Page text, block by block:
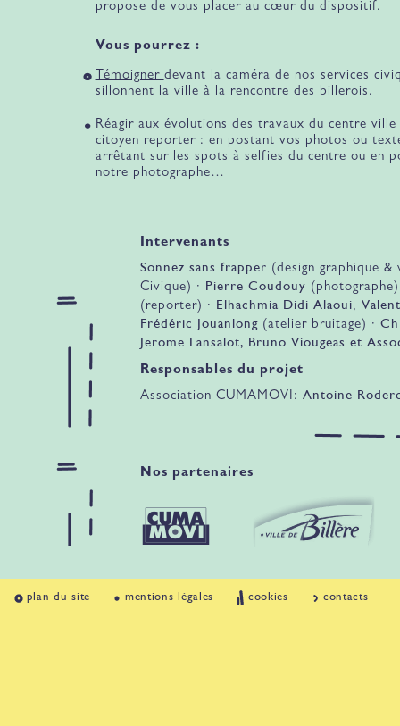
propose de vous placer au cœur du dispositif.
Vous pourrez :
Témoignerdevant la caméra de nos services
sillonnent la ville à la rencontre des billerois.
Réagiraux évolutions des travaux du centre ville
citoyen reporter : en postant vos photos ou
arrêtant sur les spots à selfies du centre ou en
notre photographe…
Intervenants
Sonnez sans frapper (design graphique &
Civique) · Pierre Coudouy
(reporter) · Elhachmia Didi Alaoui,
Frédéric Jouanlong (atelier bruitage) ·
Jerome Lansalot, Bruno Viougeas et
Responsables du projet
Association CUMAMOVI:Antoine
Nos partenaires
plan du site mentions légales cookies contacts